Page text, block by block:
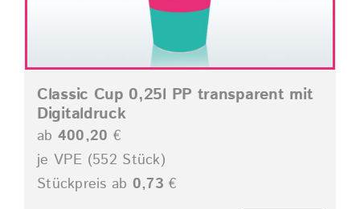
Classic Cup 0,25l PP transparent mit
Digitaldruck
ab 400,20 €
je VPE (552 Stück)
Stückpreis ab 0,73 €